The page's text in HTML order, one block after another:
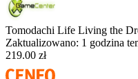
Tomodachi Life Living the
Zaktualizowano: 1 godzina
219.00 zł